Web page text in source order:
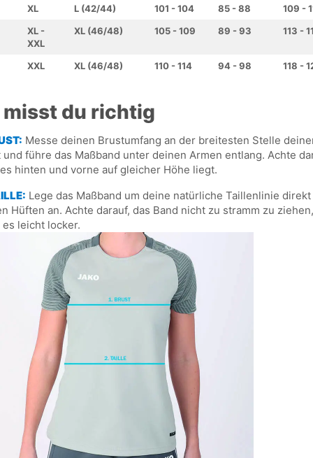
XL
L (42/44) 101 - 104 85 - 88
109 -
XL -
XXL
XL (46/48) 105 - 109 89 - 93 113 -
XXL XL (46/48) 110 - 114 94 - 98 118 -
misst du richtig
Messe deinen Brustumfang an der breitesten Stelle
und führe das Maßband unter deinen Armen entlang. Achte
hinten und vorne auf gleicher Höhe liegt.
Lege das Maßband um deine natürliche Taillenlinie
Hüften an. Achte darauf, das Band nicht zu stramm zu ziehen,
es leicht locker.